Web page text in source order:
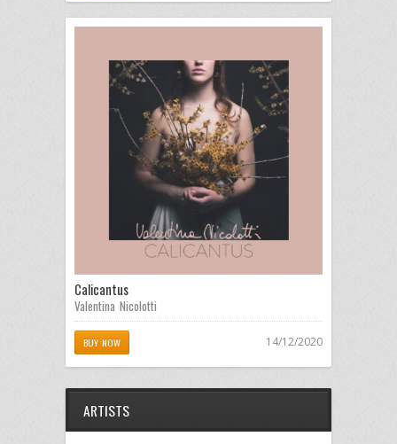
Calicantus
Valentina Nicolotti
BUY NOW 14/12/2020
ARTISTS